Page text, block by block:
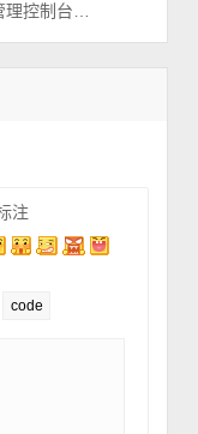
腾讯云服务器官网登录入口链接、后台管理控制台（一键直达）
注